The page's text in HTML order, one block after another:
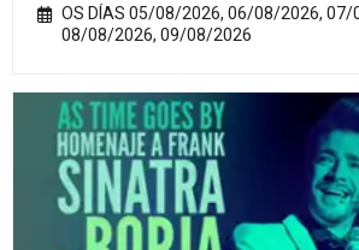
OS DÍAS 05/08/2026, 06/08/2026, 07/
08/08/2026, 09/08/2026